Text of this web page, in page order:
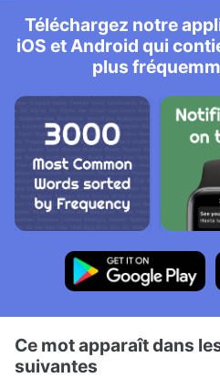
Téléchargez notre
iOS et Android qui
plus
Ce mot apparaît dans
suivantes